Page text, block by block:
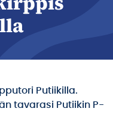
Putiikilla.
tavarasi Putiikin P-